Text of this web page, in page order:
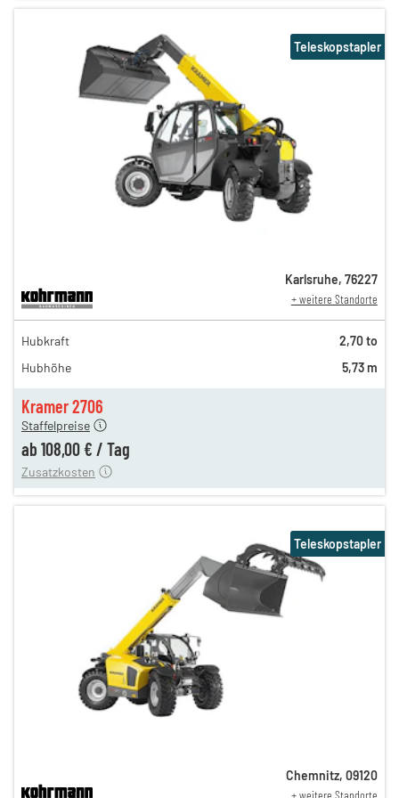
Kramer 2706
188,00 €
153,00 €
130,00 €
Staffelpreise
ab 108,00 € / Tag
12,00 €
Zusatzkosten
Teleskopstapler
Karlsruhe, 76227
+ weitere Standorte
Hubkraft
2,70 to
Hubhöhe
5,73 m
Teleskopstapler
Chemnitz, 09120
+ weitere Standorte